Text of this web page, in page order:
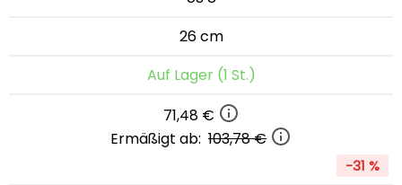
26 cm
Auf Lager (1 St.)
71,48 €
Ermäßigt ab: 103,78 €
-31 %